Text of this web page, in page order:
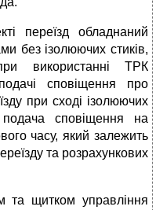
переїзд обладнаний
без ізолюючих стиків,
використанні ТРК
сповіщення про
при сході ізолюючих
подача сповіщення на
часу, який залежить
та розрахункових
та щитком управління